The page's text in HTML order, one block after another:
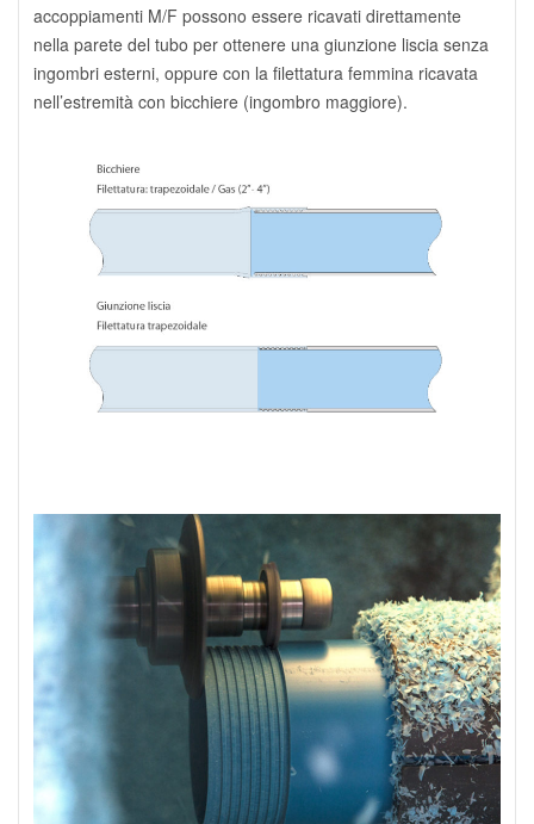
accoppiamenti M/F possono essere ricavati direttamente
nella parete del tubo per ottenere una giunzione liscia senza
ingombri esterni, oppure con la filettatura femmina ricavata
nell’estremità con bicchiere (ingombro maggiore).